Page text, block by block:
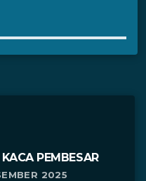
PEMBESAR
2025